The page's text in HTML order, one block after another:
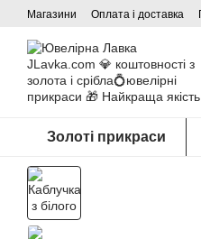
Перейти до основного контенту
Магазини Оплата і доставка
Золоті прикраси